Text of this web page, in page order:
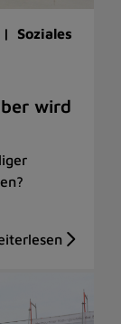
| Soziales
wird